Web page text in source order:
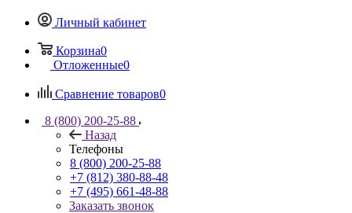
Личный кабинет
Корзина0
Отложенные0
Сравнение товаров0
8 (800) 200-25-88
Назад
Телефоны
8 (800) 200-25-88
+7 (812) 380-88-48
+7 (495) 661-48-88
Заказать звонок